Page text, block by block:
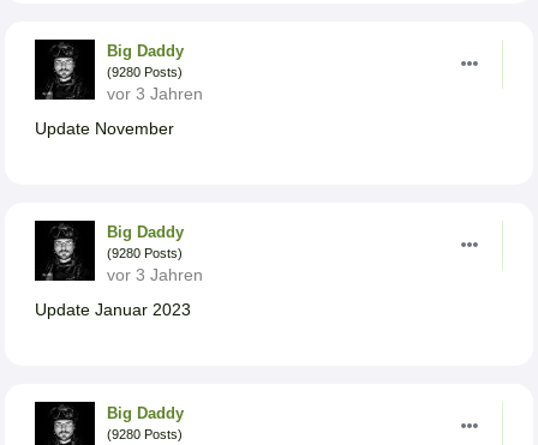
Big Daddy
(9280 Posts)
vor 3 Jahren
Update November
Big Daddy
(9280 Posts)
vor 3 Jahren
Update Januar 2023
Big Daddy
(9280 Posts)